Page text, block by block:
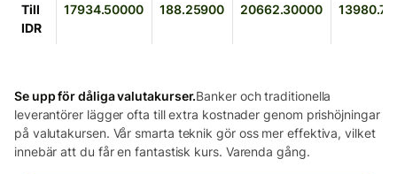
Till
IDR
17934.50000 188.25900 20662.30000
Se upp för dåliga valutakurser.Banker och traditionella
leverantörer lägger ofta till extra kostnader genom prishöjningar
på valutakursen. Vår smarta teknik gör oss mer effektiva, vilket
innebär att du får en fantastisk kurs. Varenda gång.